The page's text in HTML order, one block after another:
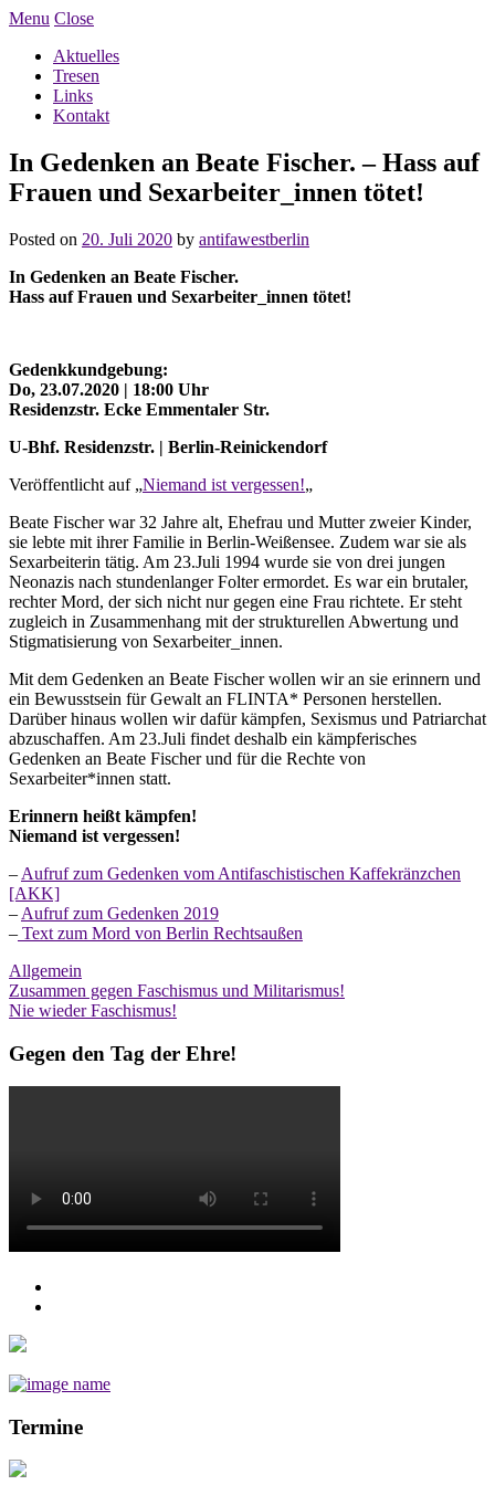
Menu Close
Aktuelles
Tresen
Links
Kontakt
In Gedenken an Beate Fischer. – Hass auf
Frauen und Sexarbeiter_innen tötet!
Posted on 20. Juli 2020 by antifawestberlin
In Gedenken an Beate Fischer.
Hass auf Frauen und Sexarbeiter_innen tötet!
Gedenkkundgebung:
Do, 23.07.2020 | 18:00 Uhr
Residenzstr. Ecke Emmentaler Str.
U-Bhf. Residenzstr. | Berlin-Reinickendorf
Veröffentlicht auf „Niemand ist vergessen!„
Beate Fischer war 32 Jahre alt, Ehefrau und Mutter zweier Kinder,
sie lebte mit ihrer Familie in Berlin-Weißensee. Zudem war sie als
Sexarbeiterin tätig. Am 23.Juli 1994 wurde sie von drei jungen
Neonazis nach stundenlanger Folter ermordet. Es war ein brutaler,
rechter Mord, der sich nicht nur gegen eine Frau richtete. Er steht
zugleich in Zusammenhang mit der strukturellen Abwertung und
Stigmatisierung von Sexarbeiter_innen.
Mit dem Gedenken an Beate Fischer wollen wir an sie erinnern und
ein Bewusstsein für Gewalt an FLINTA* Personen herstellen.
Darüber hinaus wollen wir dafür kämpfen, Sexismus und Patriarchat
abzuschaffen. Am 23.Juli findet deshalb ein kämpferisches
Gedenken an Beate Fischer und für die Rechte von
Sexarbeiter*innen statt.
Erinnern heißt kämpfen!
Niemand ist vergessen!
– Aufruf zum Gedenken vom Antifaschistischen Kaffekränzchen
[AKK]
– Aufruf zum Gedenken 2019
– Text zum Mord von Berlin Rechtsaußen
Allgemein
Post
navigation
Zusammen gegen Faschismus und Militarismus!
Nie wieder Faschismus!
Gegen den Tag der Ehre!
Termine